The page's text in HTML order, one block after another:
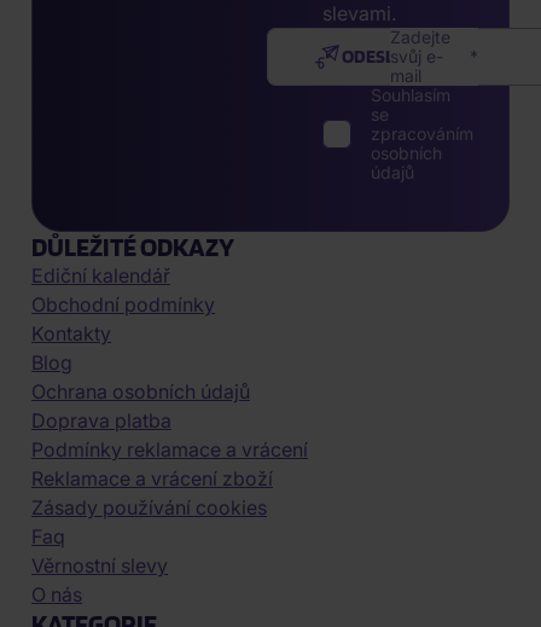
slevami.
Zadejte
svůj e-
mail
ODESLAT
Souhlasím
se
zpracováním
osobních
údajů
DŮLEŽITÉ ODKAZY
Ediční kalendář
Obchodní podmínky
Kontakty
Blog
Ochrana osobních údajů
Doprava platba
Podmínky reklamace a vrácení
Reklamace a vrácení zboží
Zásady používání cookies
Faq
Věrnostní slevy
O nás